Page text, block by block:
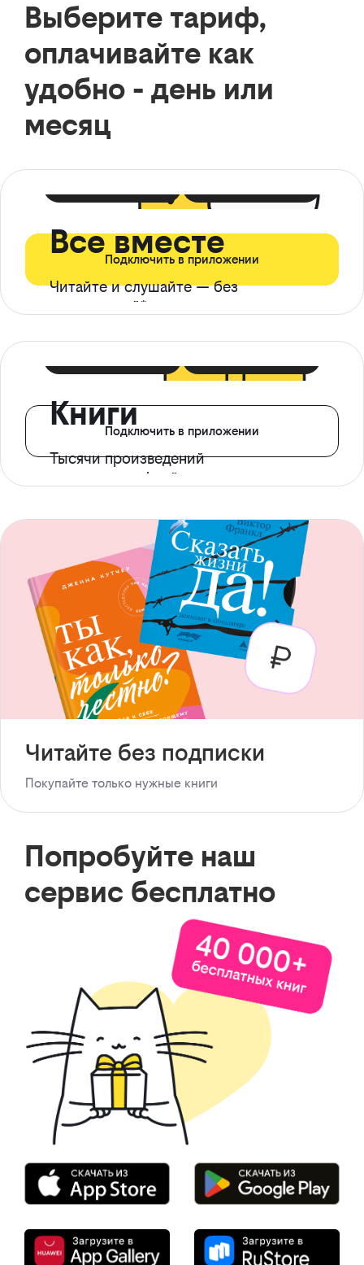
Выберите тариф,
оплачивайте как
удобно - день или
месяц
Все вместе
Читайте и слушайте — без
ограничений*
Подключить в приложении
Книги
Тысячи произведений
с доступом офлайн
Подключить в приложении
Читайте без подписки
Покупайте только нужные книги
Попробуйте наш
сервис бесплатно